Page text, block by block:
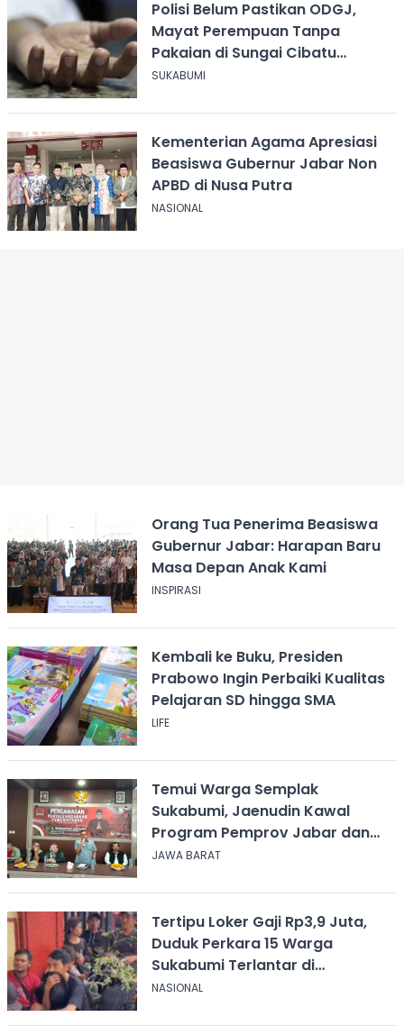
Polisi Belum Pastikan ODGJ,
Mayat Perempuan Tanpa
Pakaian di Sungai Cibatu
Cikembar
SUKABUMI
Kementerian Agama Apresiasi
Beasiswa Gubernur Jabar Non
APBD di Nusa Putra
NASIONAL
Orang Tua Penerima Beasiswa
Gubernur Jabar: Harapan Baru
Masa Depan Anak Kami
INSPIRASI
Kembali ke Buku, Presiden
Prabowo Ingin Perbaiki Kualitas
Pelajaran SD hingga SMA
LIFE
Temui Warga Semplak
Sukabumi, Jaenudin Kawal
Program Pemprov Jabar dan
Serap Aspirasi
JAWA BARAT
Tertipu Loker Gaji Rp3,9 Juta,
Duduk Perkara 15 Warga
Sukabumi Terlantar di
Kalimantan
NASIONAL